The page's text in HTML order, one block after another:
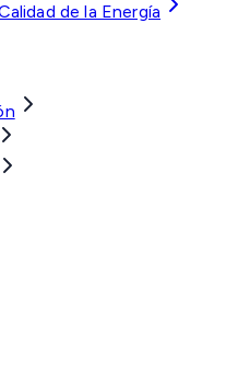
de la Energía